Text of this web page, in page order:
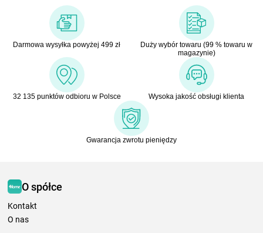
Darmowa wysyłka powyżej 499 zł
Duży wybór towaru (99 % towaru w
magazynie)
32 135 punktów odbioru w Polsce Wysoka jakość obsługi klienta
Gwarancja zwrotu pieniędzy
O spółce
Kontakt
O nas